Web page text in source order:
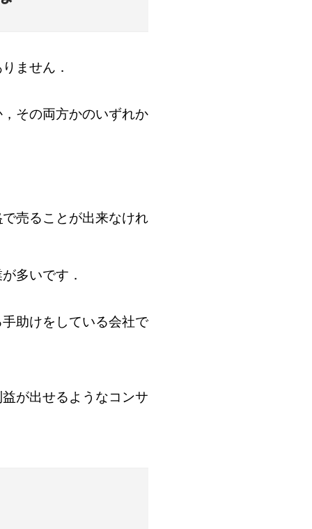
ません．
その両方かのいずれか
で売ることが出来なけれ
多いです．
助けをしている会社で
が出せるようなコンサ